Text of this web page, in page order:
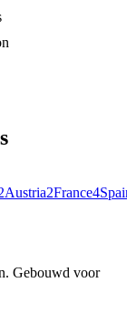
Austria2France4
Gebouwd voor